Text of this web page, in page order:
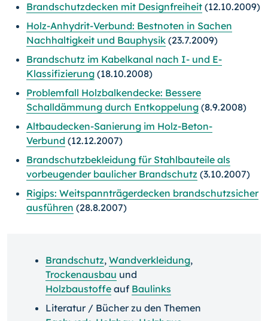
Brandschutzdecken mit Designfreiheit (12.10.2009)
Holz-Anhydrit-Verbund: Bestnoten in Sachen
Nachhaltigkeit und Bauphysik (23.7.2009)
Brandschutz im Kabelkanal nach I- und E-
Klassifizierung (18.10.2008)
Problemfall Holzbalkendecke: Bessere
Schalldämmung durch Entkoppelung (8.9.2008)
Altbaudecken-Sanierung im Holz-Beton-
Verbund (12.12.2007)
Brandschutzbekleidung für Stahlbauteile als
vorbeugender baulicher Brandschutz (3.10.2007)
Rigips: Weitspannträgerdecken brandschutzsicher
ausführen (28.8.2007)
Brandschutz, Wandverkleidung,
Trockenausbau und
Holzbaustoffe auf Baulinks
Literatur / Bücher zu den Themen